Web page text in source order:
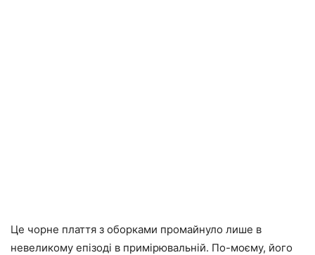
Це чорне плаття з оборками промайнуло лише в
невеликому епізоді в примірювальній. По-моєму, його